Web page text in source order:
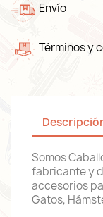
Envío
Términos y
Somos
fabricante y
accesorios
Gatos,